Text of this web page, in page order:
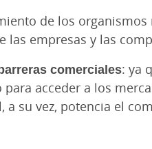
de los
las empresas y las
comerciales: ya
para acceder a los
a su vez, potencia el